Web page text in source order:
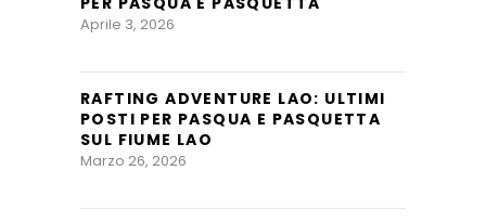
Aprile 3, 2026
RAFTING ADVENTURE LAO: ULTIMI
POSTI PER PASQUA E PASQUETTA
SUL FIUME LAO
Marzo 26, 2026